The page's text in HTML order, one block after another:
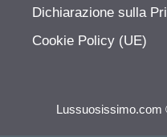
Dichiarazione sulla
Cookie Policy (UE)
Lussuosissimo.com